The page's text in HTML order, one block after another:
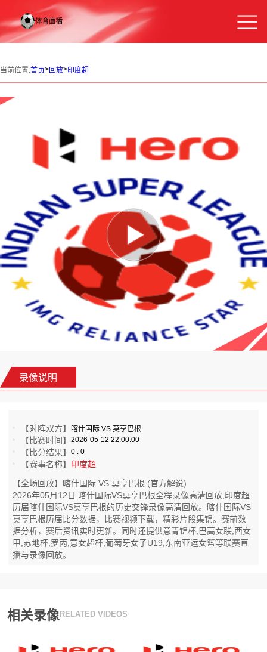
当前位置:首页>回放>印度超
录像说明
【对阵双方】 喀什国际 VS 莫亨巴根
【比赛时间】2026-05-12 22:00:00
【比分结果】0 : 0
【赛事名称】 印度超
【全场回放】喀什国际 VS 莫亨巴根 (官方解说)
2026年05月12日 喀什国际VS莫亨巴根全程录像高清回放,印度超
历届喀什国际VS莫亨巴根的历史交锋录像高清回放。喀什国际VS
莫亨巴根历届比分数据，比赛视频下载，精彩片段集锦。赛前数
据分析，赛后资讯实时更新。同时还提供意青锦杯,巴高女联,西女
甲,苏地杯,罗丙,意女超杯,葡萄牙女子U19,东南亚运女篮等联赛直
播与录像回放。
相关录像 RELATED VIDEOS